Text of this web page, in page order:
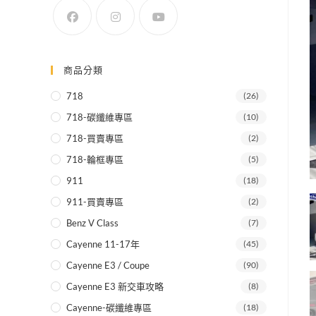
商品分類
718 (26)
718-碳纖維專區 (10)
718-買賣專區 (2)
718-輪框專區 (5)
911 (18)
911-買賣專區 (2)
Benz V Class (7)
Cayenne 11-17年 (45)
Cayenne E3 / Coupe (90)
Cayenne E3 新交車攻略 (8)
Cayenne-碳纖維專區 (18)